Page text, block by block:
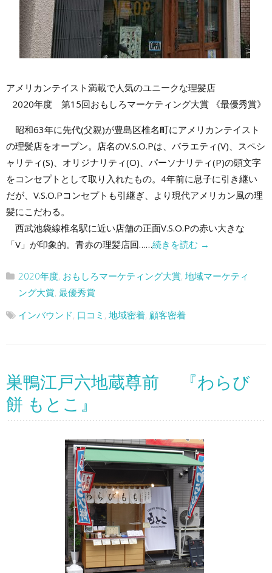
アメリカンテイスト満載で人気のユニークな理髪店
2020年度 第15回おもしろマーケティング大賞 《最優秀賞》
昭和63年に先代(父親)が豊島区椎名町にアメリカンテイスト
の理髪店をオープン。店名のV.S.O.Pは、バラエティ(V)、スペシ
ャリティ(S)、オリジナリティ(O)、パーソナリティ(P)の頭文字
をコンセプトとして取り入れたもの。4年前に息子に引き継い
だが、V.S.O.Pコンセプトも引継ぎ、より現代アメリカン風の理
髪にこだわる。
西武池袋線椎名駅に近い店舗の正面V.S.O.Pの赤い大きな
「V」が印象的。青赤の理髪店回……続きを読む →
2020年度, おもしろマーケティング大賞, 地域マーケティ
ング大賞, 最優秀賞
インバウンド, 口コミ , 地域密着, 顧客密着
巣鴨江戸六地蔵尊前 『わらび
餅 もとこ』